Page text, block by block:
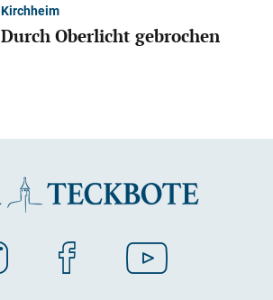
Kirchheim
Durch Oberlicht gebrochen